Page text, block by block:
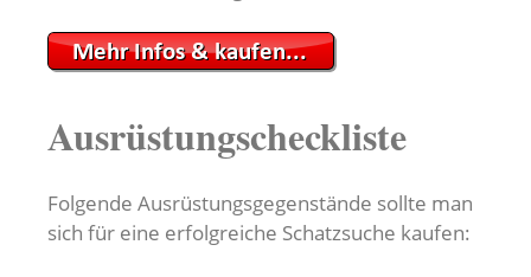
Ausrüstungscheckliste
Folgende Ausrüstungsgegenstände sollte man
sich für eine erfolgreiche Schatzsuche kaufen: